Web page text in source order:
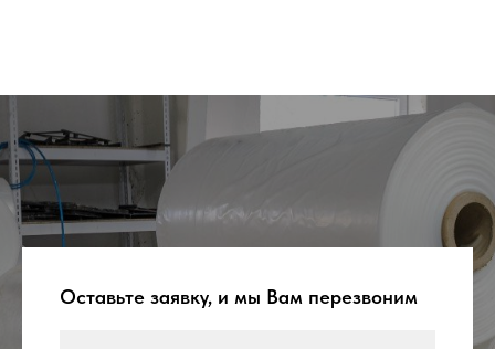
Оставьте заявку, и мы Вам перезвоним